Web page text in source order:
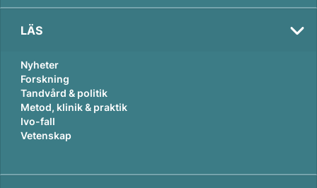
LÄS
Nyheter
Forskning
Tandvård & politik
Metod, klinik & praktik
Ivo-fall
Vetenskap